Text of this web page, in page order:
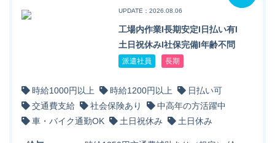
UPDATE：2026.08.06
工場内作業l長期安定l日払い有l
土日祝休みl社保完備l年齢不問
派遣社員 長期
時給1000円以上 時給1200円以上
日払い可
交通費支給
社会保険あり
中高年の方活躍中
車・バイク通勤OK
土日祝休み 土日休み